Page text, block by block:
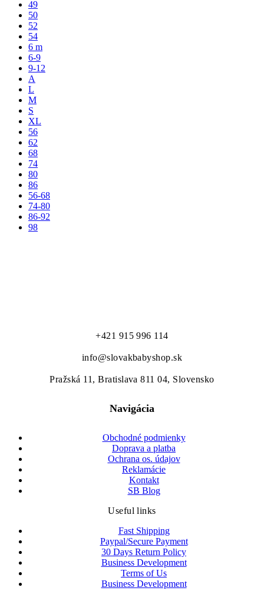
49
50
52
54
6 m
6-9
9-12
A
L
M
S
XL
56
62
68
74
80
86
56-68
74-80
86-92
98
+421 915 996 114
info@slovakbabyshop.sk
Pražská 11, Bratislava 811 04, Slovensko
Navigácia
Obchodné podmienky
Doprava a platba
Ochrana os. údajov
Reklamácie
Kontakt
SB Blog
Useful links
Fast Shipping
Paypal/Secure Payment
30 Days Return Policy
Business Development
Terms of Us
Business Development